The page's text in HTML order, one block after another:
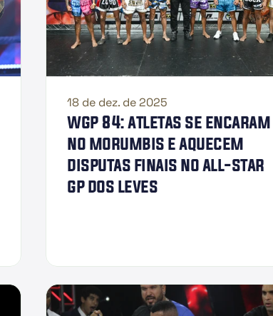
18 de dez. de 2025
wgp 84: atletas se encaram
no morumbis e aquecem
disputas finais no all-star
gp dos leves